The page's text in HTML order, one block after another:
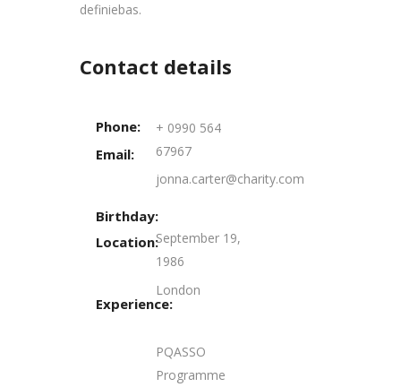
definiebas.
Contact details
Phone:
Email:
Birthday:
Location:
Experience:
+ 0990 564
67967
jonna.carter@charity.com
September 19,
1986
London
PQASSO
Programme